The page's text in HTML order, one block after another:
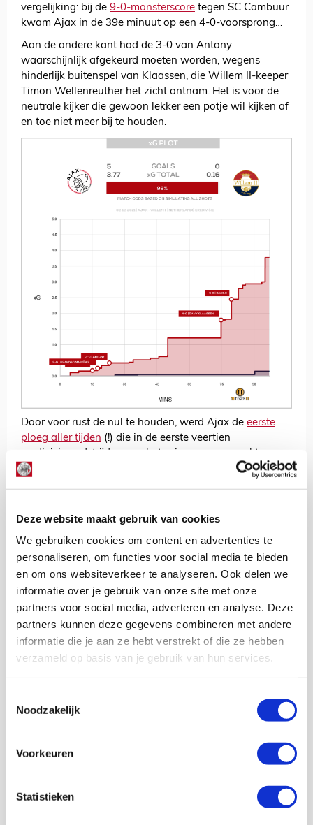
Deze website maakt gebruik van cookies
We gebruiken cookies om content en advertenties te
personaliseren, om functies voor social media te bieden
en om ons websiteverkeer te analyseren. Ook delen we
informatie over je gebruik van onze site met onze
partners voor social media, adverteren en analyse. Deze
partners kunnen deze gegevens combineren met andere
informatie die je aan ze hebt verstrekt of die ze hebben
verzameld op basis van je gebruik van hun services.
Noodzakelijk
Voorkeuren
Statistieken
vergelijking: bij de 9-0-monsterscore tegen SC Cambuur
kwam Ajax in de 39e minuut op een 4-0-voorsprong…
Aan de andere kant had de 3-0 van Antony
waarschijnlijk afgekeurd moeten worden, wegens
hinderlijk buitenspel van Klaassen, die Willem II-keeper
Timon Wellenreuther het zicht ontnam. Het is voor de
neutrale kijker die gewoon lekker een potje wil kijken af
en toe niet meer bij te houden.
Door voor rust de nul te houden, werd Ajax de eerste
ploeg aller tijden (!) die in de eerste veertien
kreeg voor rust. Remko Pasveer heeft nu al 682 minuten
Zoetebier en Gomes uit 2004). Zij hielden toen 1159
helft.
Na vijftien wedstrijden slechts twee goals tegen dus.
eredivisie van dertien goals tegen in één seizoen (FC
Twente in 1971/72) in beeld.
Aan de andere kant is Ajax één complete offday
verwijderd van een verdubbeling of verdriedubbeling
2018/2019 Ajax zes en vier tegengoals in één wedstrijd
moest slikken. En we kunnen ons ook nog een potje om
bizarre wedstrijd verwijderd en al die mooie records zijn
weer heel ver weg. Maar voorlopig houden we het in de